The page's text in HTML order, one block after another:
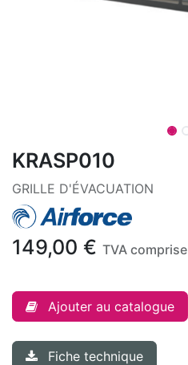
KRASP010
GRILLE D'ÉVACUATION
149,00 € TVA comprise
Ajouter au catalogue
Fiche technique